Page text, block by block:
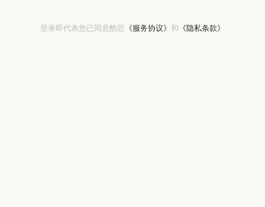
登录即代表您已同意酷匠 《服务协议》 和 《隐私条款》